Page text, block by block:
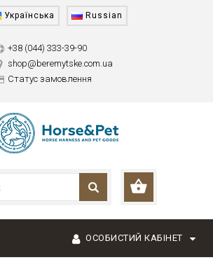
Українська Russian
+38 (044) 333-39-90
shop@beremytske.com.ua
Статус замовлення
ОСОБИСТИЙ КАБІНЕТ